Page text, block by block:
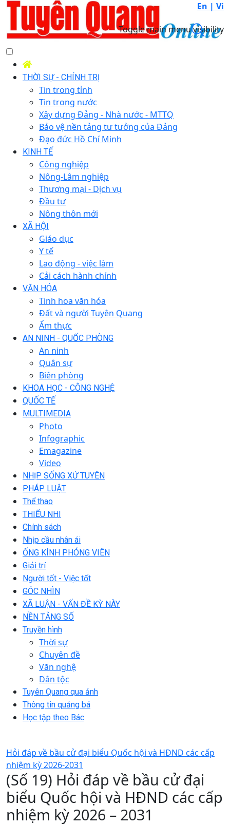
En | Vi
Toggle main menu visibility
THỜI SỰ - CHÍNH TRỊ
Tin trong tỉnh
Tin trong nước
Xây dựng Đảng - Nhà nước - MTTQ
Bảo vệ nền tảng tư tưởng của Đảng
Đạo đức Hồ Chí Minh
KINH TẾ
Công nghiệp
Nông-Lâm nghiệp
Thương mại - Dịch vụ
Đầu tư
Nông thôn mới
XÃ HỘI
Giáo dục
Y tế
Lao động - việc làm
Cải cách hành chính
VĂN HÓA
Tinh hoa văn hóa
Đất và người Tuyên Quang
Ẩm thực
AN NINH - QUỐC PHÒNG
An ninh
Quân sự
Biên phòng
KHOA HỌC - CÔNG NGHỆ
QUỐC TẾ
MULTIMEDIA
Photo
Infographic
Emagazine
Video
NHỊP SỐNG XỨ TUYÊN
PHÁP LUẬT
Thể thao
THIẾU NHI
Chính sách
Nhịp cầu nhân ái
ỐNG KÍNH PHÓNG VIÊN
Giải trí
Người tốt - Việc tốt
GÓC NHÌN
XÃ LUẬN - VẤN ĐỀ KỲ NÀY
NỀN TẢNG SỐ
Truyền hình
Thời sự
Chuyên đề
Văn nghệ
Dân tộc
Tuyên Quang qua ảnh
Thông tin quảng bá
Học tập theo Bác
Hỏi đáp về bầu cử đại biểu Quốc hội và HĐND các cấp
nhiệm kỳ 2026-2031
(Số 19) Hỏi đáp về bầu cử đại
biểu Quốc hội và HĐND các cấp
nhiệm kỳ 2026 – 2031